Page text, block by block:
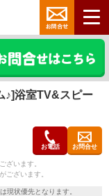
♪]浴室TV&スピー
お電話 お問合せ
ざいます。
ございます。
状優先となります。